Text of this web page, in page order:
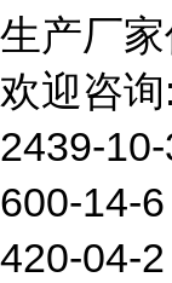
生产厂
欢迎咨询:
2439-
600-14-
420-04-